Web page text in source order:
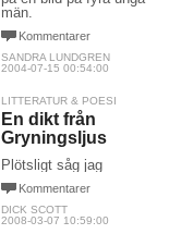
män.
Kommentarer
SANDRA LUNDGREN
2004-07-15 00:54:00
LITTERATUR & POESI
En dikt från
Gryningsljus
Plötsligt såg jag
Kommentarer
DICK SCOTT
2008-03-07 10:59:00